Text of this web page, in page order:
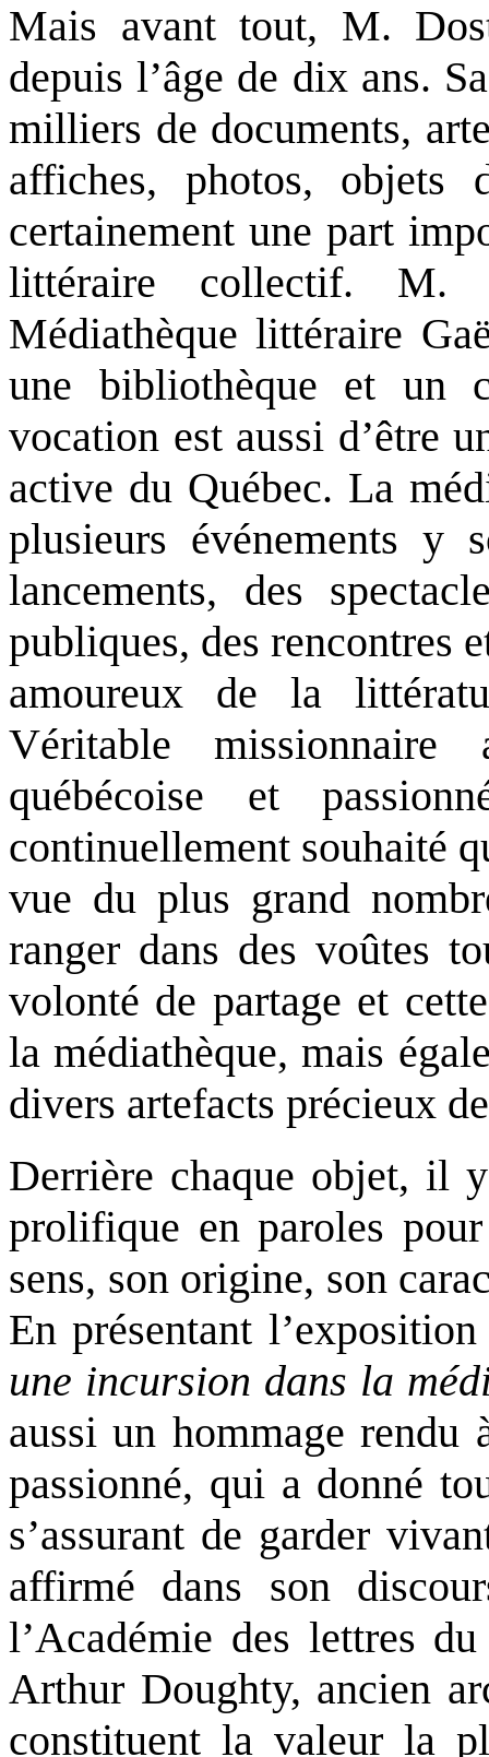
Mais avant tout, M.
depuis l’âge de dix ans.
milliers de documents,
affiches, photos, objets
certainement une part
littéraire collectif. M.
Médiathèque littéraire
une bibliothèque et un
vocation est aussi d’être
active du Québec. La
plusieurs événements y
lancements, des
publiques, des rencontres
amoureux de la
Véritable
québécoise et
continuellement souhaité
vue du plus grand
ranger dans des voûtes
volonté de partage et
la médiathèque, mais
divers artefacts précieux
Derrière chaque objet, il
prolifique en paroles
sens, son origine, son
En présentant
une incursion dans la
aussi un hommage rendu
passionné, qui a donné
s’assurant de garder
affirmé dans son
l’Académie des lettres
Arthur Doughty, ancien
constituent la valeur la